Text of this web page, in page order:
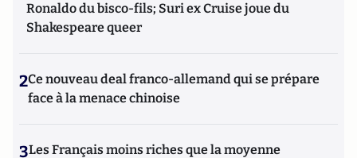
Ronaldo du bisco-fils; Suri ex Cruise joue du
Shakespeare queer
2Ce nouveau deal franco-allemand qui se prépare
face à la menace chinoise
3Les Français moins riches que la moyenne